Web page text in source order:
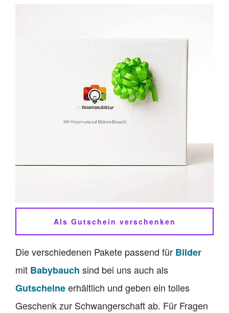
Als Gutschein verschenken
Die verschiedenen Pakete passend für Bilder
mit Babybauch sind bei uns auch als
Gutscheineerhältlich und geben ein tolles
Geschenk zur Schwangerschaft ab. Für Fragen